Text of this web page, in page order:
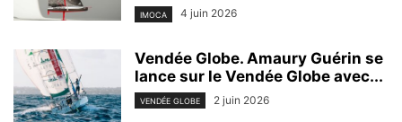
IMOCA 4 juin 2026
Vendée Globe. Amaury Guérin se
lance sur le Vendée Globe avec...
VENDÉE GLOBE 2 juin 2026